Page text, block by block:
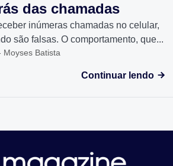
das chamadas
inúmeras chamadas no celular,
são falsas. O comportamento, que...
Moyses Batista
Continuar lendo